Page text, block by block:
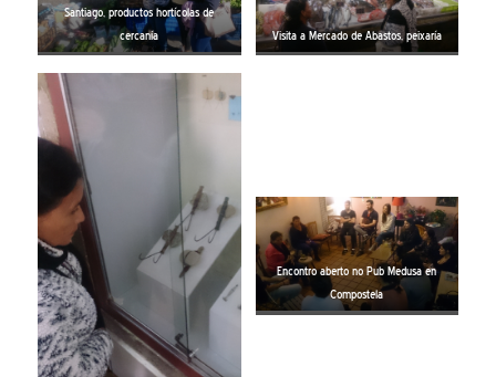
Santiago, productos hortícolas de
cercanía
Visita a Mercado de Abastos, peixaría
Encontro aberto no Pub Medusa en
Compostela